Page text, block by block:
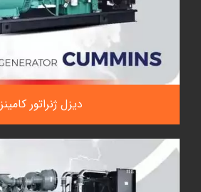
دیزل ژنراتور کامینز